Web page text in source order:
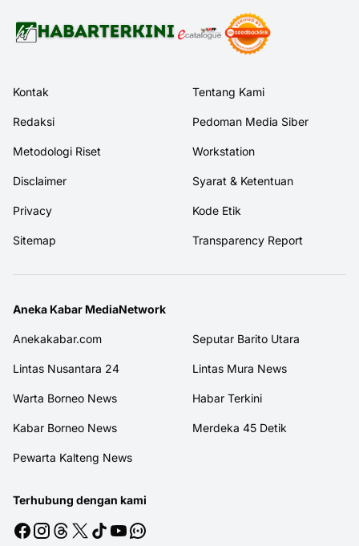
Kontak Tentang Kami
Redaksi Pedoman Media Siber
Metodologi Riset Workstation
Disclaimer Syarat & Ketentuan
Privacy Kode Etik
Sitemap Transparency Report
Aneka Kabar MediaNetwork
Anekakabar.com Seputar Barito Utara
Lintas Nusantara 24 Lintas Mura News
Warta Borneo News Habar Terkini
Kabar Borneo News Merdeka 45 Detik
Pewarta Kalteng News
Terhubung dengan kami